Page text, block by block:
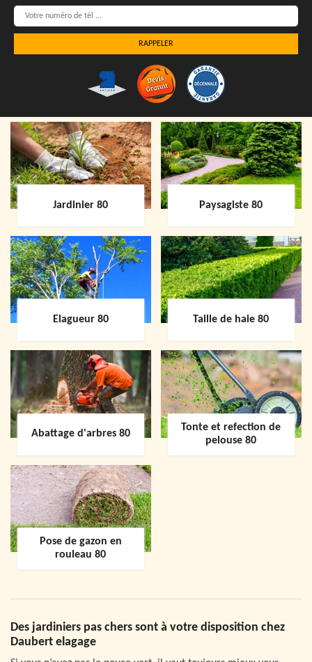
Jardinier 80 Paysagiste 80
Elagueur 80 Taille de haie 80
Abattage d'arbres 80
Tonte et refection de
pelouse 80
Pose de gazon en
rouleau 80
Des jardiniers pas chers sont à votre disposition chez
Daubert elagage